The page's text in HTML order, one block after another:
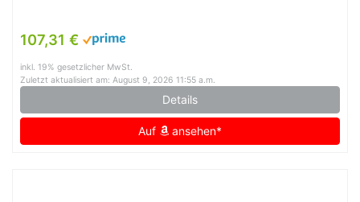
107,31 €
inkl. 19% gesetzlicher MwSt.
Zuletzt aktualisiert am: August 9, 2026 11:55 a.m.
Details
Auf ansehen*